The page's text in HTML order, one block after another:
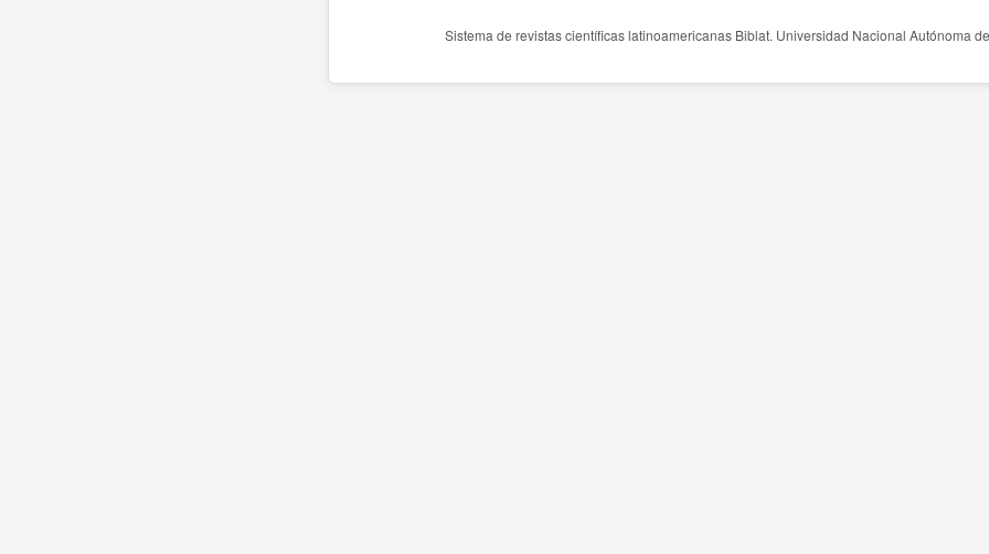
Sistema de revistas científicas latinoamericanas Biblat. Universidad Nacional Autónoma